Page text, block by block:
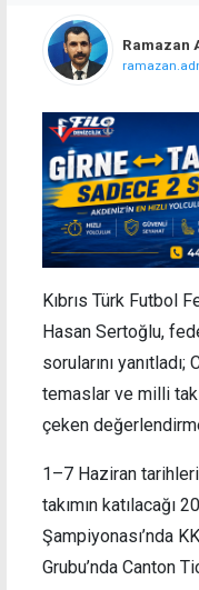
Ramazan
Kıbrıs Türk Futbol
Hasan Sertoğlu,
sorularını
temaslar ve milli
çeken
1–7 Haziran
takımın katılacağı
Şampiyonası’nda
Grubu’nda Canton